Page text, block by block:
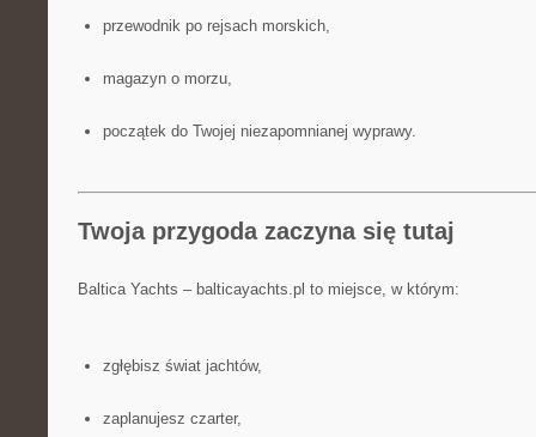
przewodnik po rejsach morskich,
magazyn o morzu,
początek do Twojej niezapomnianej wyprawy.
Twoja przygoda zaczyna się tutaj
Baltica Yachts – balticayachts.pl to miejsce, w którym:
zgłębisz świat jachtów,
zaplanujesz czarter,